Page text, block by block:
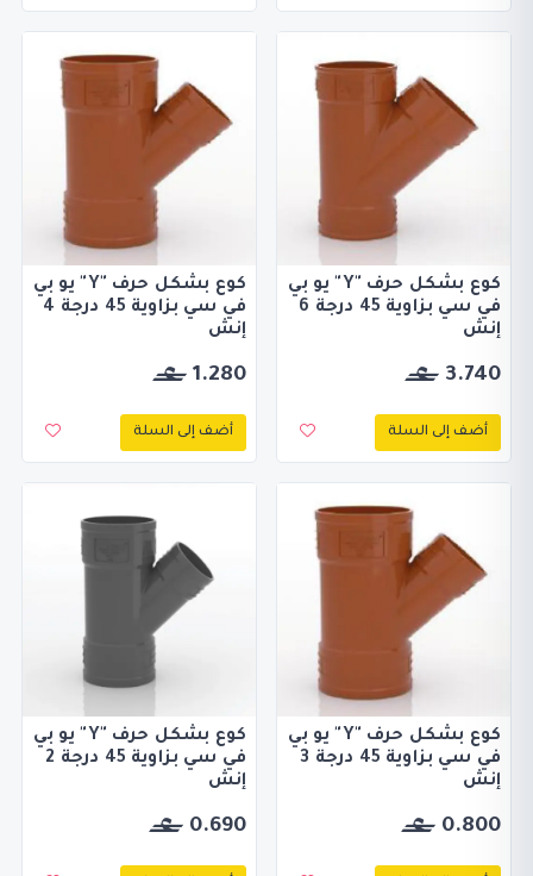
كوع بشكل حرف "Y" يو بي
في سي بزاوية 45 درجة 6
إنش
3.740
أضف إلى السلة
كوع بشكل حرف "Y" يو بي
في سي بزاوية 45 درجة 4
إنش
1.280
أضف إلى السلة
كوع بشكل حرف "Y" يو بي
في سي بزاوية 45 درجة 3
إنش
0.800
كوع بشكل حرف "Y" يو بي
في سي بزاوية 45 درجة 2
إنش
0.690